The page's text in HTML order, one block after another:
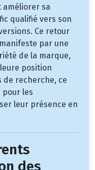
sa
qualifié vers son
Ce retour
par une
de la marque,
position
recherche, ce
pour les
leur présence en
des